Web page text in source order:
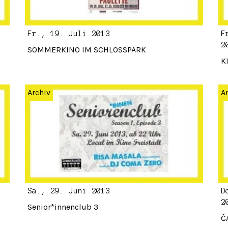
Fr., 19. Juli 2013
SOMMERKINO IM SCHLOSSPARK
Archiv
Sa., 29. Juni 2013
Senior*innenclub 3